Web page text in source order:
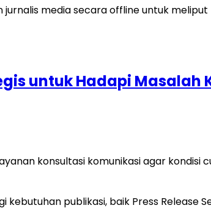
untuk Hadapi Masalah
konsultasi komunikasi agar